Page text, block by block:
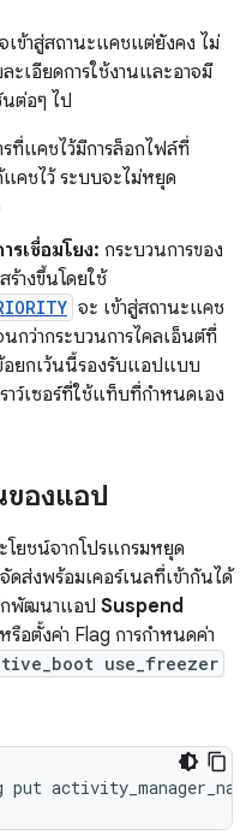
ข้าสู่สถานะแคชแต่ยังคง ไม่
ะเอียดการใช้งานและอาจมี
ต่อๆ ไป
ที่แคชไว้มีการล็อกไฟล์ที่
คชไว้ ระบบจะไม่หยุด
ารเชื่อมโยง: กระบวนการของ
ร้างขึ้นโดยใช้
จะ เข้าสู่สถานะแคช
กว่ากระบวนการไคลเอ็นต์ที่
ยกเว้นนี้รองรับแอปแบบ
าว์เซอร์ที่ใช้แท็บที่กำหนดเอง
ของแอป
ยชน์จากโปรแกรมหยุด
ส่งพร้อมเคอร์เนลที่เข้ากันได้
กพัฒนาแอป Suspend
หรือตั้งค่า Flag การกำหนดค่า
use_freezer
put